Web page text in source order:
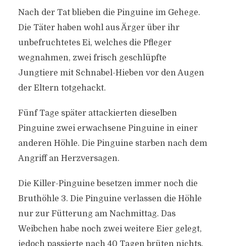
Nach der Tat blieben die Pinguine im Gehege.
Die Täter haben wohl aus Ärger über ihr
unbefruchtetes Ei, welches die Pfleger
wegnahmen, zwei frisch geschlüpfte
Jungtiere mit Schnabel-Hieben vor den Augen
der Eltern totgehackt.
Fünf Tage später attackierten dieselben
Pinguine zwei erwachsene Pinguine in einer
anderen Höhle. Die Pinguine starben nach dem
Angriff an Herzversagen.
Die Killer-Pinguine besetzen immer noch die
Bruthöhle 3. Die Pinguine verlassen die Höhle
nur zur Fütterung am Nachmittag. Das
Weibchen habe noch zwei weitere Eier gelegt,
jedoch passierte nach 40 Tagen brüten nichts.